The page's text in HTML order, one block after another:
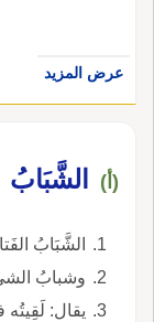
عرض المزيد
(أ) الشَّبَابُ
الشَّبَابُ
وشبابُ
يقال: